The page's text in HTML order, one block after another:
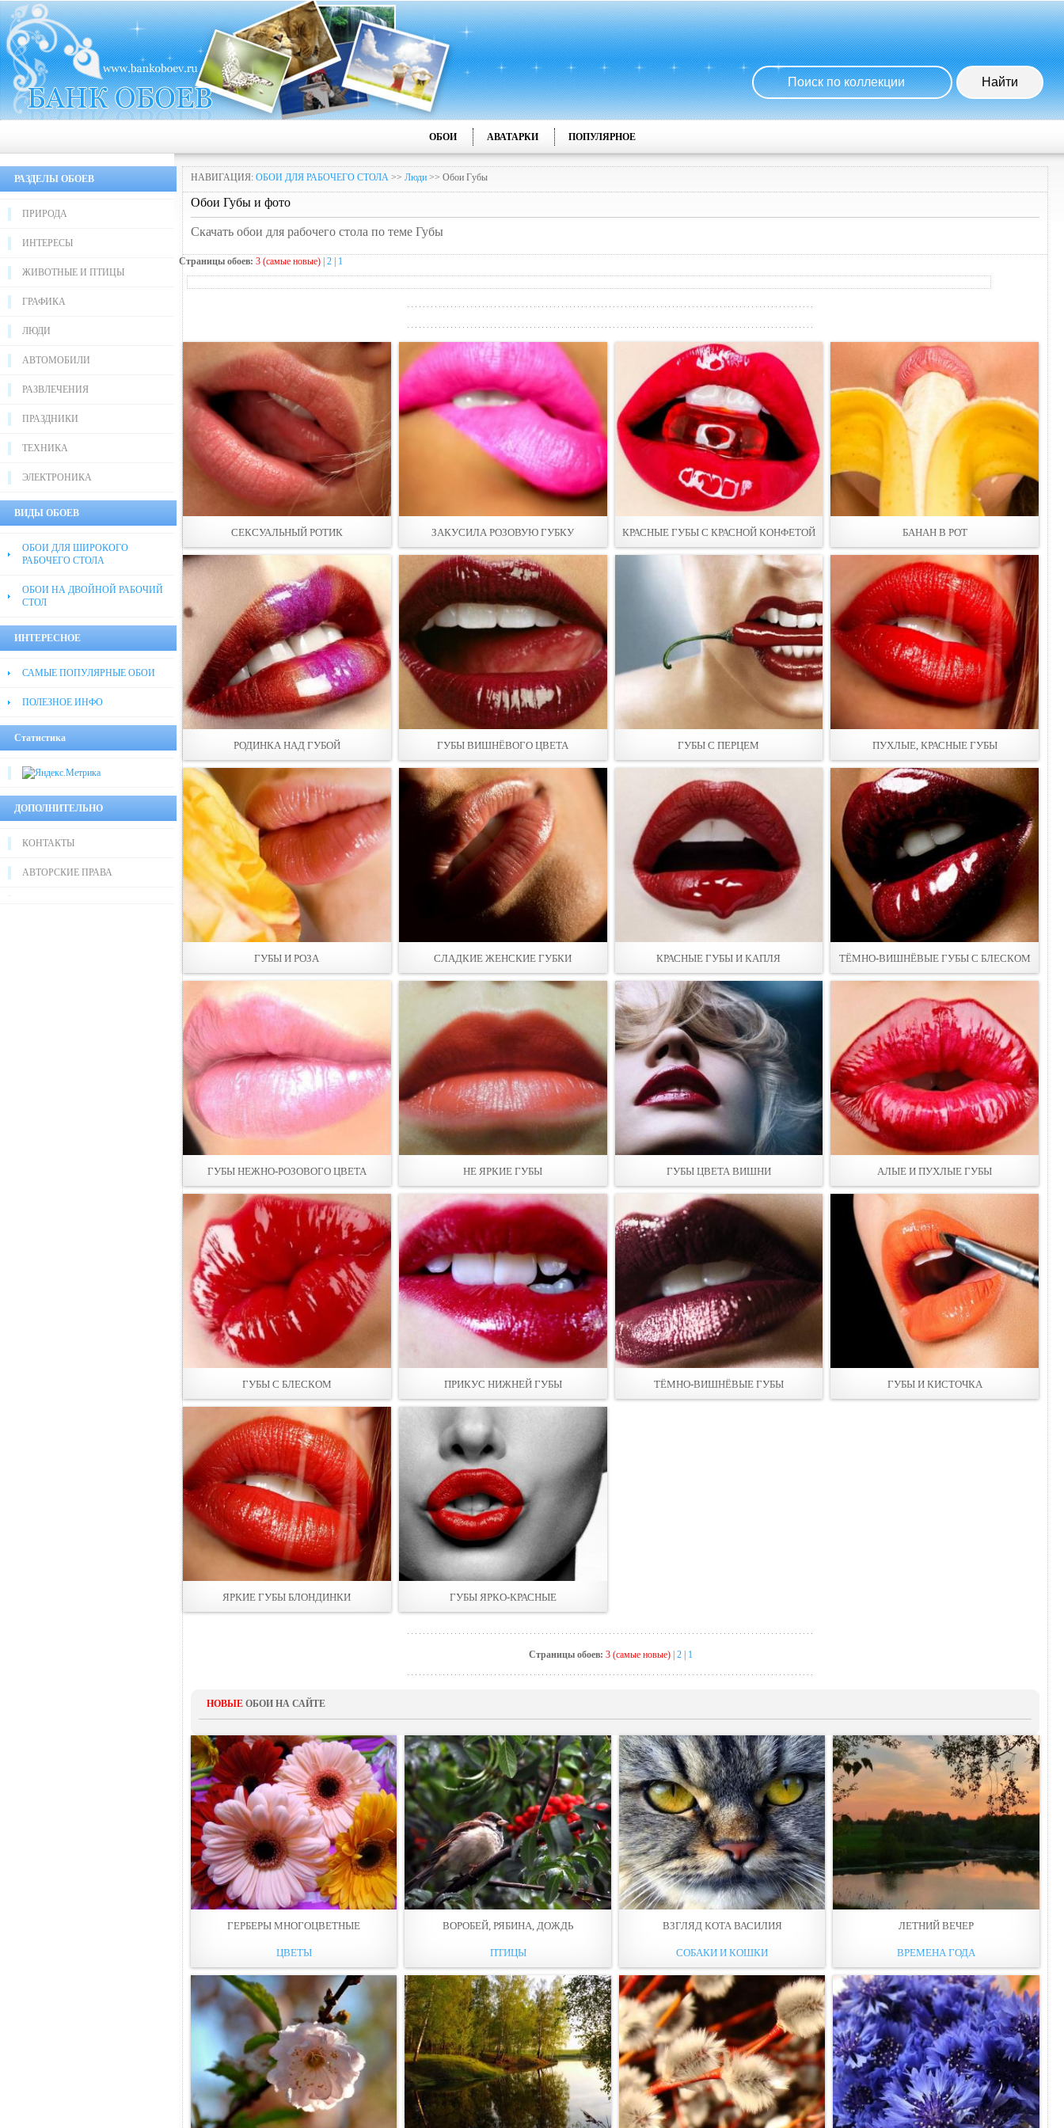
ОБОИ АВАТАРКИ ПОПУЛЯРНОЕ
РАЗДЕЛЫ ОБОЕВ
ПРИРОДА
ИНТЕРЕСЫ
ЖИВОТНЫЕ И ПТИЦЫ
ГРАФИКА
ЛЮДИ
АВТОМОБИЛИ
РАЗВЛЕЧЕНИЯ
ПРАЗДНИКИ
ТЕХНИКА
ЭЛЕКТРОНИКА
ВИДЫ ОБОЕВ
ОБОИ ДЛЯ ШИРОКОГО
РАБОЧЕГО СТОЛА
ОБОИ НА ДВОЙНОЙ РАБОЧИЙ
СТОЛ
ИНТЕРЕСНОЕ
САМЫЕ ПОПУЛЯРНЫЕ ОБОИ
ПОЛЕЗНОЕ ИНФО
Статистика
ДОПОЛНИТЕЛЬНО
КОНТАКТЫ
АВТОРСКИЕ ПРАВА
НАВИГАЦИЯ: ОБОИ ДЛЯ РАБОЧЕГО СТОЛА >> Люди >> Обои Губы
Обои Губы и фото
Скачать обои для рабочего стола по теме Губы
Страницы обоев: 3 (самые новые) 2 1
СЕКСУАЛЬНЫЙ РОТИК ЗАКУСИЛА РОЗОВУЮ ГУБКУ КРАСНЫЕ ГУБЫ С КРАСНОЙ КОНФЕТОЙ БАНАН В РОТ
РОДИНКА НАД ГУБОЙ ГУБЫ ВИШНЁВОГО ЦВЕТА ГУБЫ С ПЕРЦЕМ ПУХЛЫЕ, КРАСНЫЕ ГУБЫ
ГУБЫ И РОЗА СЛАДКИЕ ЖЕНСКИЕ ГУБКИ КРАСНЫЕ ГУБЫ И КАПЛЯ ТЁМНО-ВИШНЁВЫЕ ГУБЫ С БЛЕСКОМ
ГУБЫ НЕЖНО-РОЗОВОГО ЦВЕТА НЕ ЯРКИЕ ГУБЫ ГУБЫ ЦВЕТА ВИШНИ АЛЫЕ И ПУХЛЫЕ ГУБЫ
ГУБЫ С БЛЕСКОМ ПРИКУС НИЖНЕЙ ГУБЫ ТЁМНО-ВИШНЁВЫЕ ГУБЫ ГУБЫ И КИСТОЧКА
ЯРКИЕ ГУБЫ БЛОНДИНКИ ГУБЫ ЯРКО-КРАСНЫЕ
Страницы обоев: 3 (самые новые) 2 1
НОВЫЕ ОБОИ НА САЙТЕ
ГЕРБЕРЫ МНОГОЦВЕТНЫЕ
ЦВЕТЫ
ВОРОБЕЙ, РЯБИНА, ДОЖДЬ
ПТИЦЫ
ВЗГЛЯД КОТА ВАСИЛИЯ
СОБАКИ И КОШКИ
ЛЕТНИЙ ВЕЧЕР
ВРЕМЕНА ГОДА